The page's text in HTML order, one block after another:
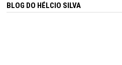
BLOG DO HÉLCIO SILVA